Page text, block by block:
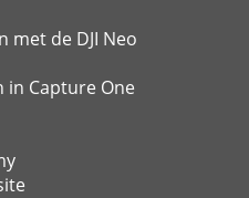
met de DJI Neo
in Capture One